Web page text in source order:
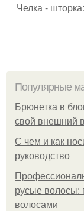
Челка -
Популярные
Брюнетка в
свой внешний
С чем и как
руководство
русые волосы:
волосами